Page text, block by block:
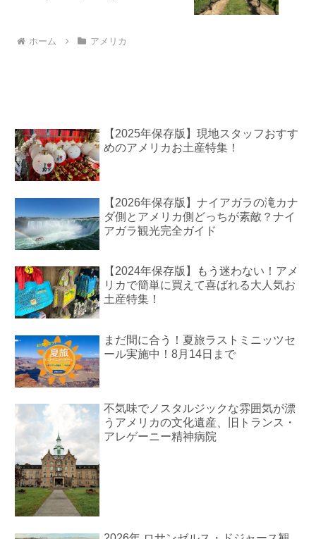
ホーム アメリカ
【2025年保存版】現地スタッフおすす
めのアメリカお土産特集！
【2026年保存版】ナイアガラの滝カナ
ダ側とアメリカ側どっちが素敵？ナイ
アガラ観光完全ガイド
【2024年保存版】もう迷わない！アメ
リカで簡単に買えて喜ばれる大人気お
土産特集！
まだ間に合う！夏旅ラストミニッツセ
ール実施中！8月14日まで
不気味でノスタルジックな雰囲気が漂
うアメリカの文化遺産、旧トランス・
アレゲーニー精神病院